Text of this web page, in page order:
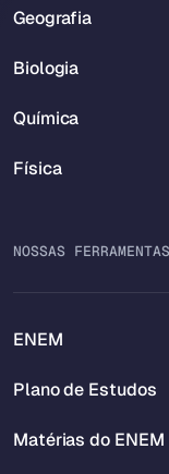
Geografia
Biologia
Química
Física
NOSSAS
ENEM
Plano de Estudos
Matérias do ENEM